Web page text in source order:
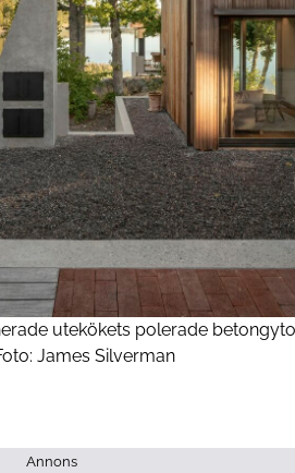
utekökets polerade
James Silverman
Annons